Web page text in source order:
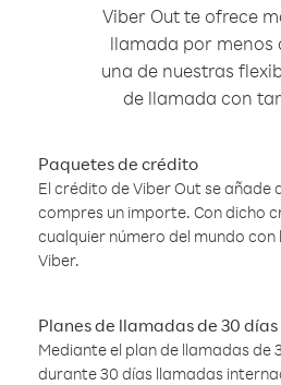
Viber Out te ofrece
llamada por menos
una de nuestras
de llamada con
Paquetes de crédito
El crédito de Viber Out se añade
compres un importe. Con dicho
cualquier número del mundo
Viber.
Planes de llamadas de 30 días
Mediante el plan de llamadas de
durante 30 días llamadas